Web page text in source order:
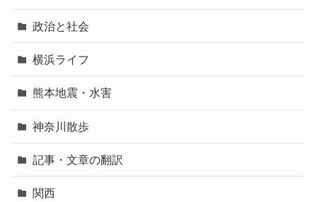
政治と社会
横浜ライフ
熊本地震・水害
神奈川散歩
記事・文章の翻訳
関西